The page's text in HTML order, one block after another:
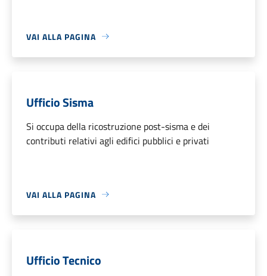
VAI ALLA PAGINA
Ufficio Sisma
Si occupa della ricostruzione post-sisma e dei
contributi relativi agli edifici pubblici e privati
VAI ALLA PAGINA
Ufficio Tecnico